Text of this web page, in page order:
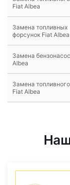
Fiat Albea
Замена топливных
форсунок Fiat Albea
Замена
Albea
Замена
Fiat Albea